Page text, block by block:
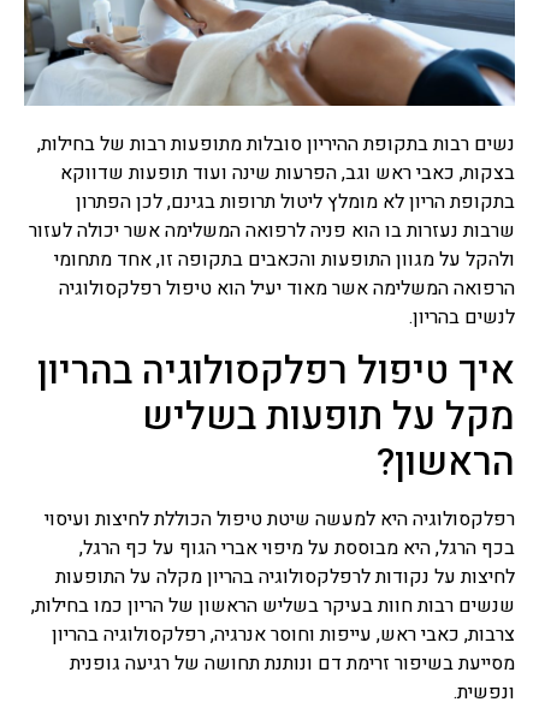
רפואה סינית
תרופות סבתא
לרפואה עממית על פי מסורת
רבת שנים שעברה מאם לבת,
מיוחסות למזון, חומרים
למריחה וסוגי טיפולים שונים,
ישנן תרופות סבתא שעובדות
ואפילו נבדקו מחקרית וישנן
תרופות סבתא שעובדות פחות
צמחי מרפא
צמחי מרפא זה שם כולל לכל
צמחיות, פורמולות צמחי
מרפא נמכרות בצורות שונות
בצורה טבעית, מיובשים,
תמציות, טבליות, כמוסות,
אבקות, תה.
נשים רבות בתקופת ההיריון סובלות מתופעות רבות של בחילות,
בצקות, כאבי ראש וגב, הפרעות שינה ועוד תופעות שדווקא
בתקופת הריון לא מומלץ ליטול תרופות בגינם, לכן הפתרון
שרבות נעזרות בו הוא פניה לרפואה המשלימה אשר יכולה לעזור
ולהקל על מגוון התופעות והכאבים בתקופה זו, אחד מתחומי
הרפואה המשלימה אשר מאוד יעיל הוא טיפול רפלקסולוגיה
לנשים בהריון.
איך טיפול רפלקסולוגיה בהריון
מקל על תופעות בשליש
הראשון?
רפלקסולוגיה היא למעשה שיטת טיפול הכוללת לחיצות ועיסוי
בכף הרגל, היא מבוססת על מיפוי אברי הגוף על כף הרגל,
לחיצות על נקודות לרפלקסולוגיה בהריון מקלה על התופעות
שנשים רבות חוות בעיקר בשליש הראשון של הריון כמו בחילות,
צרבות, כאבי ראש, עייפות וחוסר אנרגיה, רפלקסולוגיה בהריון
מסייעת בשיפור זרימת דם ונותנת תחושה של רגיעה גופנית
ונפשית.